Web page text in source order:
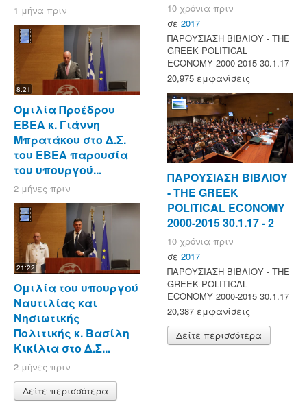
1 μήνα πριν
8:21
Ομιλία Προέδρου
ΕΒΕΑ κ. Γιάννη
Μπρατάκου στο Δ.Σ.
του ΕΒΕΑ παρουσία
του υπουργού...
2 μήνες πριν
21:22
Ομιλία του υπουργού
Ναυτιλίας και
Νησιωτικής
Πολιτικής κ. Βασίλη
Κικίλια στο Δ.Σ...
2 μήνες πριν
Δείτε περισσότερα
10 χρόνια πριν
σε 2017
ΠΑΡΟΥΣΙΑΣΗ ΒΙΒΛΙΟΥ - ΤΗΕ
GREEK POLITICAL
ECONOMY 2000-2015 30.1.17
20,975 εμφανίσεις
ΠΑΡΟΥΣΙΑΣΗ ΒΙΒΛΙΟΥ
- ΤΗΕ GREEK
POLITICAL ECONOMY
2000-2015 30.1.17 - 2
10 χρόνια πριν
σε 2017
ΠΑΡΟΥΣΙΑΣΗ ΒΙΒΛΙΟΥ - ΤΗΕ
GREEK POLITICAL
ECONOMY 2000-2015 30.1.17
20,387 εμφανίσεις
Δείτε περισσότερα